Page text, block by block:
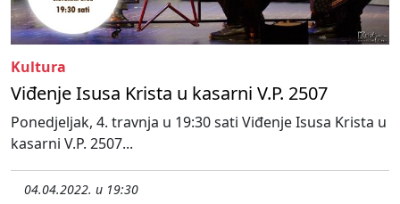
Kultura
Viđenje Isusa Krista u kasarni V.P. 2507
Ponedjeljak, 4. travnja u 19:30 sati Viđenje Isusa Krista u
kasarni V.P. 2507...
04.04.2022. u 19:30